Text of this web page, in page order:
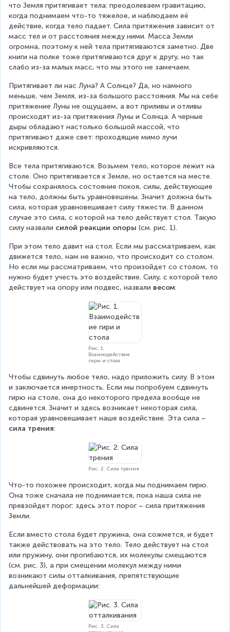
что Земля притягивает тела: преодолеваем гравитацию,
когда поднимаем что-то тяжелое, и наблюдаем её
действие, когда тело падает. Сила притяжения зависит от
масс тел и от расстояния между ними. Масса Земли
огромна, поэтому к ней тела притягиваются заметно. Две
книги на полке тоже притягиваются друг к другу, но так
слабо из-за малых масс, что мы этого не замечаем.
Притягивает ли нас Луна? А Солнце? Да, но намного
меньше, чем Земля, из-за большого расстояния. Мы на себе
притяжение Луны не ощущаем, а вот приливы и отливы
происходят из-за притяжения Луны и Солнца. А черные
дыры обладают настолько большой массой, что
притягивают даже свет: проходящие мимо лучи
искривляются.
Все тела притягиваются. Возьмем тело, которое лежит на
столе. Оно притягивается к Земле, но остается на месте.
Чтобы сохранялось состояние покоя, силы, действующие
на тело, должны быть уравновешены. Значит должна быть
сила, которая уравновешивает силу тяжести. В данном
случае это сила, с которой на тело действует стол. Такую
силу назвали силой реакции опоры (см. рис. 1).
При этом тело давит на стол. Если мы рассматриваем, как
движется тело, нам не важно, что происходит со столом.
Но если мы рассматриваем, что произойдет со столом, то
нужно будет учесть это воздействие. Силу, с которой тело
действует на опору или подвес, назвали весом:
Рис. 1.
Взаимодействие
гири и стола
Чтобы сдвинуть любое тело, надо приложить силу. В этом
и заключается инертность. Если мы попробуем сдвинуть
гирю на столе, она до некоторого предела вообще не
сдвинется. Значит и здесь возникает некоторая сила,
которая уравновешивает наше воздействие. Эта сила –
сила трения:
Рис. 2. Сила трения
Что-то похожее происходит, когда мы поднимаем гирю.
Она тоже сначала не поднимается, пока наша сила не
превзойдет порог: здесь этот порог – сила притяжения
Земли.
Если вместо стола будет пружина, она сожмется, и будет
также действовать на это тело. Тело действует на стол
или пружину, они прогибаются, их молекулы смещаются
(см. рис. 3), а при смещении молекул между ними
возникают силы отталкивания, препятствующие
дальнейшей деформации:
Рис. 3. Сила